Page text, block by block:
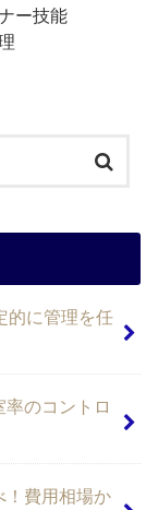
ー技能
的に管理を任
のコントロ
！費用相場か